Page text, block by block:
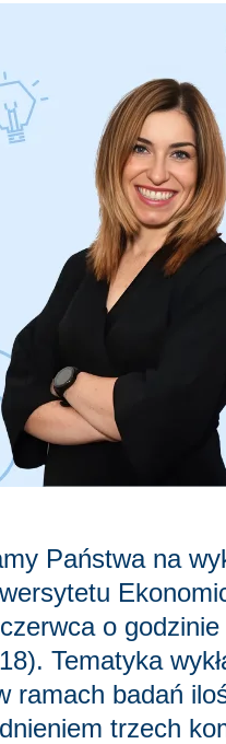
Państwa na
o
Tematyka
ramach badań
trzech